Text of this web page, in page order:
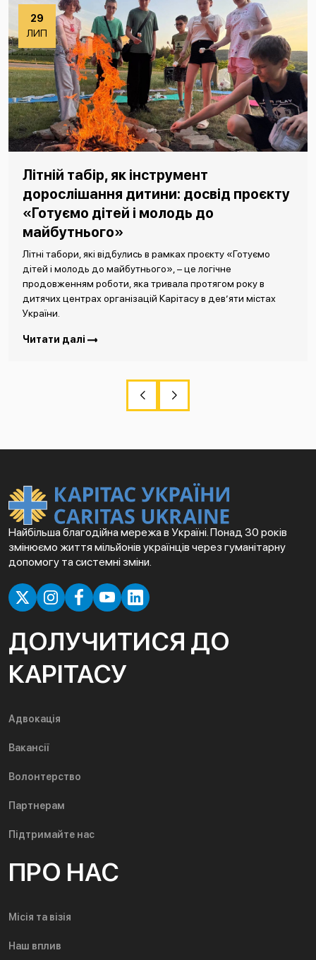
29
ЛИП
Літній табір, як інструмент
дорослішання дитини: досвід проєкту
«Готуємо дітей і молодь до
майбутнього»
Літні табори, які відбулись в рамках проєкту «Готуємо
дітей і молодь до майбутнього», – це логічне
продовженням роботи, яка тривала протягом року в
дитячих центрах організацій Карітасу в дев’яти містах
України.
Читати далі
Найбільша благодійна мережа в Україні. Понад 30 років
змінюємо життя мільйонів українців через гуманітарну
допомогу та системні зміни.
ДОЛУЧИТИСЯ ДО
КАРІТАСУ
Адвокація
Вакансії
Волонтерство
Партнерам
Підтримайте нас
ПРО НАС
Місія та візія
Наш вплив